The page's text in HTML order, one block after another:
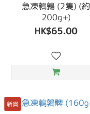
急凍鵪鶉 (2隻) (約
200g+)
HK$65.00
新貨